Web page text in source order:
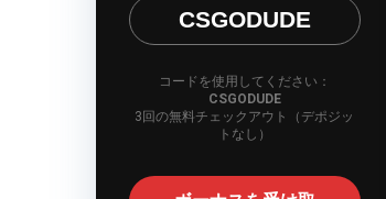
CSGODUDE
コードを使用してください：
CSGODUDE
3回の無料チェックアウト（デポジッ
トなし）